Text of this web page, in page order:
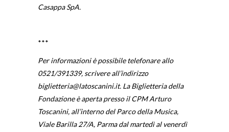
Casappa SpA.
***
Per informazioni è possibile telefonare allo
0521/391339, scrivere all’indirizzo
biglietteria@latoscanini.it. La Biglietteria della
Fondazione è aperta presso il CPM Arturo
Toscanini, all’interno del Parco della Musica,
Viale Barilla 27/A, Parma dal martedì al venerdì